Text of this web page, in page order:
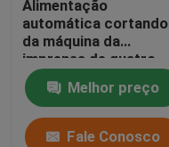
Alimentação
automática cortando
da máquina da
imprensa de quatro
colunas para a fatura
da sapata dos
esportes
Melhor preço
Fale Conosco